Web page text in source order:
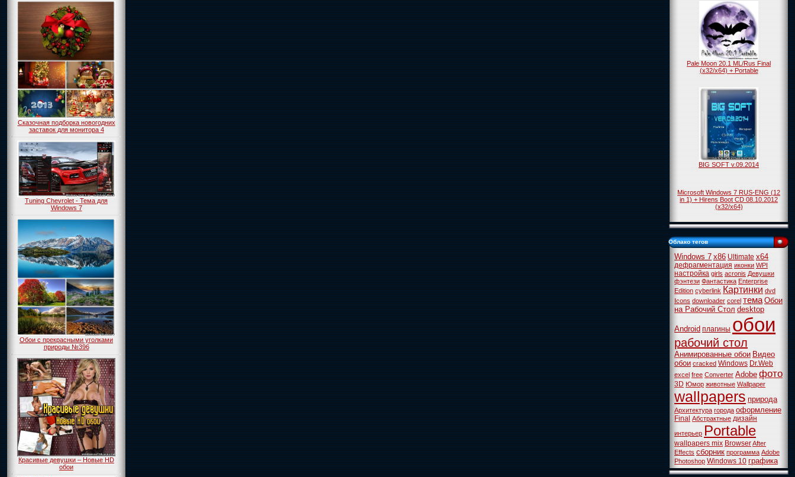
Сказочная подборка новогодних
заставок для монитора 4
Tuning Chevrolet - Тема для
Windows 7
Обои с прекрасными уголками
природы №396
Красивые девушки – Новые HD
обои
Pale Moon 20.1 ML/Rus Final
(x32/x64) + Portable
BIG SOFT v.09.2014
Microsoft Windows 7 RUS-ENG (12
in 1) + Hirens Boot CD 08.10.2012
(х32/х64)
Облако тегов
Windows 7 x86 Ultimate x64
дефрагментация иконки WPI
настройка girls acronis Девушки
фэнтези Фантастика Enterprise
Edition cyberlink Картинки dvd
Icons downloader corel тема Обои
на Рабочий Стол desktop
Android плагины обои
рабочий стол
Анимированные обои Видео
обои cracked Windows Dr.Web
excel free Converter Adobe фото
3D Юмор животные Wallpaper
wallpapers природа
Архитектура города оформление
Final Абстрактные дизайн
интерьер Portable
wallpapers mix BrowserAfter
Effects сборник программа Adobe
Photoshop Windows 10 графика